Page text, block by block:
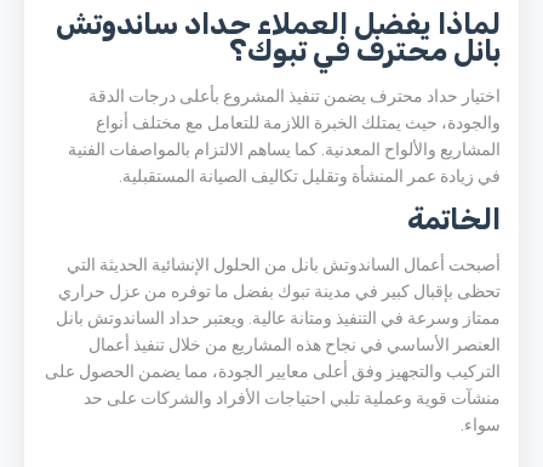
لماذا يفضل العملاء حداد ساندوتش
بانل محترف في تبوك؟
اختيار حداد محترف يضمن تنفيذ المشروع بأعلى درجات الدقة
والجودة، حيث يمتلك الخبرة اللازمة للتعامل مع مختلف أنواع
المشاريع والألواح المعدنية. كما يساهم الالتزام بالمواصفات الفنية
في زيادة عمر المنشأة وتقليل تكاليف الصيانة المستقبلية.
الخاتمة
أصبحت أعمال الساندوتش بانل من الحلول الإنشائية الحديثة التي
تحظى بإقبال كبير في مدينة تبوك بفضل ما توفره من عزل حراري
ممتاز وسرعة في التنفيذ ومتانة عالية. ويعتبر حداد الساندوتش بانل
العنصر الأساسي في نجاح هذه المشاريع من خلال تنفيذ أعمال
التركيب والتجهيز وفق أعلى معايير الجودة، مما يضمن الحصول على
منشآت قوية وعملية تلبي احتياجات الأفراد والشركات على حد
سواء.